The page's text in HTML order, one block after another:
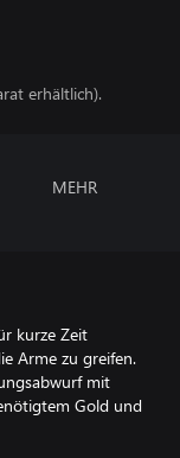
erhältlich).
MEHR
kurze Zeit
Arme zu greifen.
mit
Gold und